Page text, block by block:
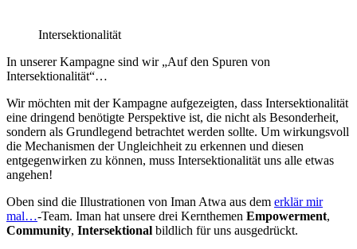
Intersektionalität
In unserer Kampagne sind wir „Auf den Spuren von
Intersektionalität“…
Wir möchten mit der Kampagne aufgezeigten, dass Intersektionalität
eine dringend benötigte Perspektive ist, die nicht als Besonderheit,
sondern als Grundlegend betrachtet werden sollte. Um wirkungsvoll
die Mechanismen der Ungleichheit zu erkennen und diesen
entgegenwirken zu können, muss Intersektionalität uns alle etwas
angehen!
Oben sind die Illustrationen von Iman Atwa aus dem erklär mir
mal…-Team. Iman hat unsere drei Kernthemen Empowerment,
Community, Intersektional bildlich für uns ausgedrückt.